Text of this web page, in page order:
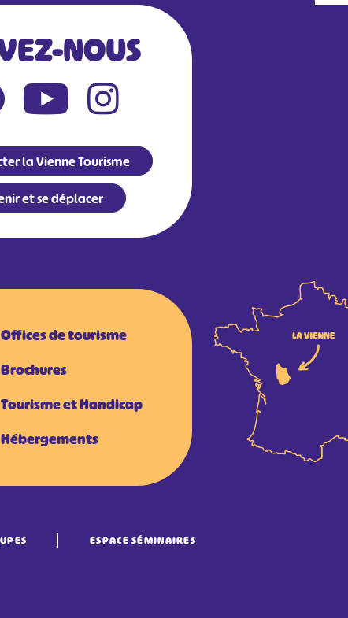
NOUS
la Vienne Tourisme
et se déplacer
Offices de tourisme
Brochures
Tourisme et Handicap
Hébergements
ESPACE SÉMINAIRES